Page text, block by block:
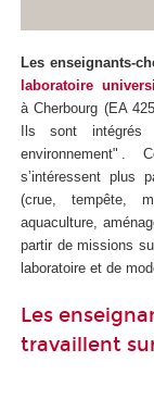
Les enseignants-
laboratoire
à Cherbourg (EA
Ils sont intégrés
environnement" .
s’intéressent plus
(crue, tempête,
aquaculture,
partir de missions
laboratoire et de
Les
travaillent